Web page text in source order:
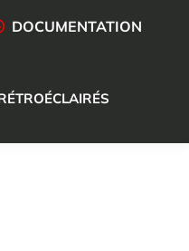
DOCUMENTATION